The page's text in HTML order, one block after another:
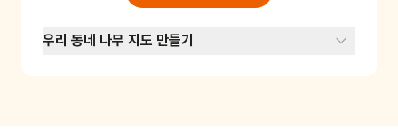
우리 동네 나무 지도 만들기